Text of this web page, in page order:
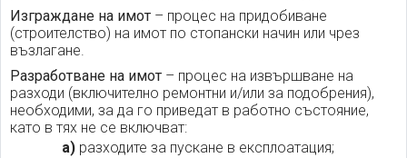
Изграждане на имот – процес на придобиване
(строителство) на имот по стопански начин или чрез
възлагане.
Разработване на имот – процес на извършване на
разходи (включително ремонтни и/или за подобрения),
необходими, за да го приведат в работно състояние,
като в тях не се включват:
а)разходите за пускане в експлоатация;